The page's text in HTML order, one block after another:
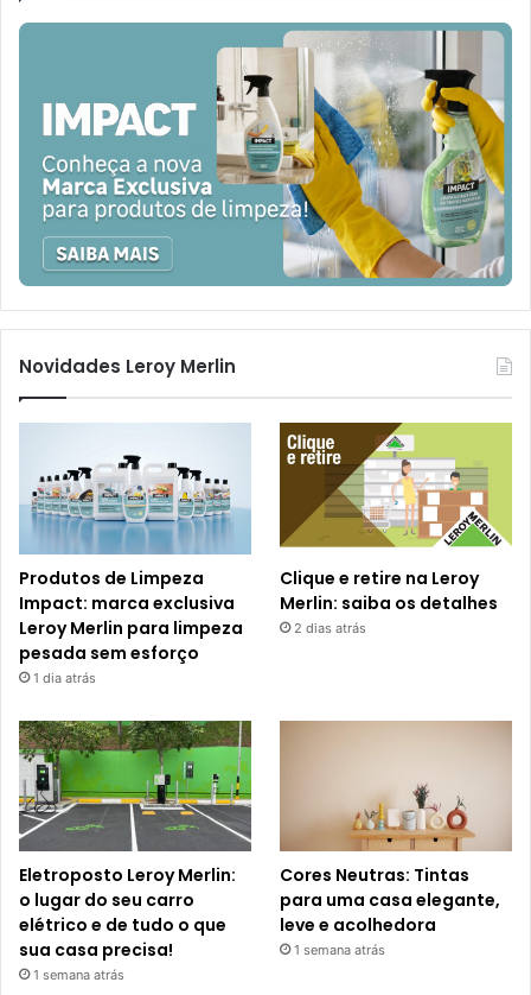
Novidades Leroy Merlin
Produtos de Limpeza
Impact: marca exclusiva
Leroy Merlin para limpeza
pesada sem esforço
1 dia atrás
Clique e retire na Leroy
Merlin: saiba os detalhes
2 dias atrás
Eletroposto Leroy Merlin:
o lugar do seu carro
elétrico e de tudo o que
sua casa precisa!
1 semana atrás
Cores Neutras: Tintas
para uma casa elegante,
leve e acolhedora
1 semana atrás